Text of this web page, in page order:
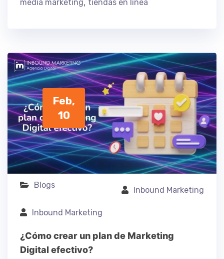
media marketing tiendas en línea
Feb,
10
Blogs
Inbound Marketing
Inbound Marketing
¿Cómo crear un plan de Marketing
Digital efectivo?